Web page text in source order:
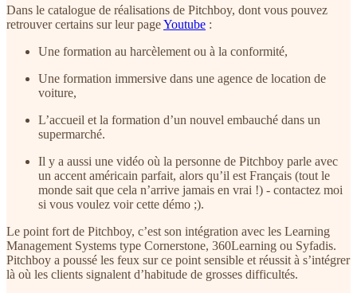
Dans le catalogue de réalisations de Pitchboy, dont vous pouvez
retrouver certains sur leur pageYoutube :
Une formation au harcèlement ou à la conformité,
Une formation immersive dans une agence de location de
voiture,
L’accueil et la formation d’un nouvel embauché dans un
supermarché.
Il y a aussi une vidéo où la personne de Pitchboy parle avec
un accent américain parfait, alors qu’il est Français (tout le
monde sait que cela n’arrive jamais en vrai !) - contactez moi
si vous voulez voir cette démo ;).
Le point fort de Pitchboy, c’est son intégration avec les Learning
Management Systems type Cornerstone, 360Learning ou Syfadis.
Pitchboy a poussé les feux sur ce point sensible et réussit à s’intégrer
là où les clients signalent d’habitude de grosses difficultés.